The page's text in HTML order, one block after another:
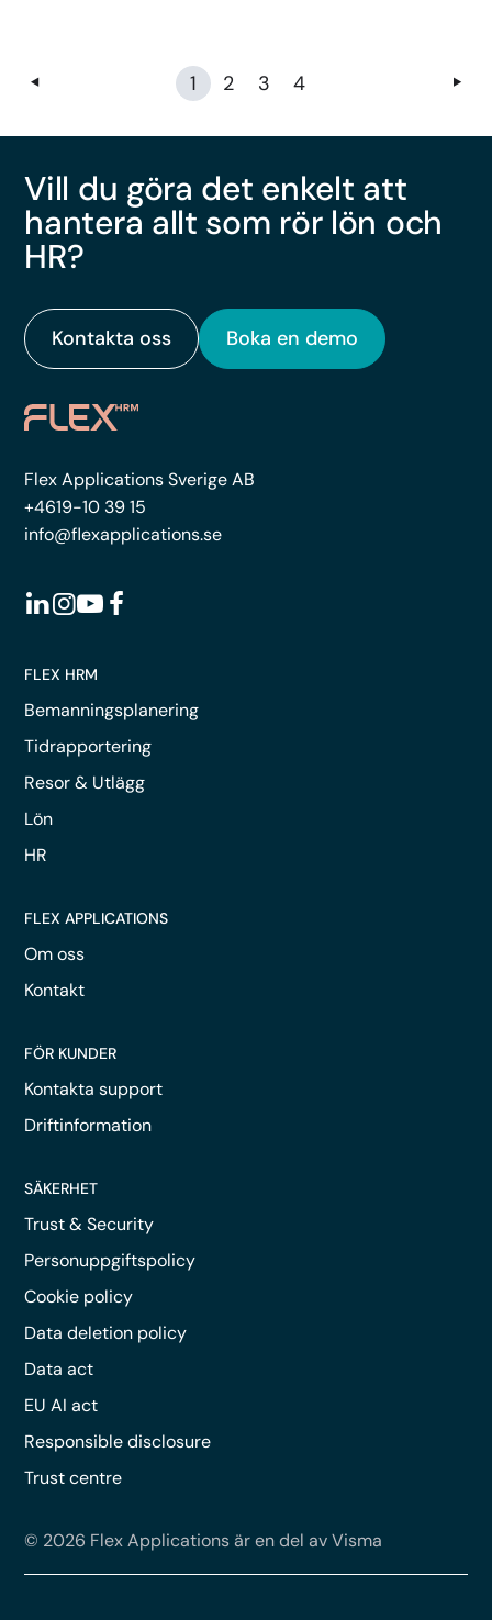
1 2 3 4
Vill du göra det enkelt att
hantera allt som rör lön och
HR?
Kontakta oss Boka en demo
Flex Applications Sverige AB
+4619-10 39 15
info@flexapplications.se
FLEX HRM
Bemanningsplanering
Tidrapportering
Resor & Utlägg
Lön
HR
FLEX APPLICATIONS
Om oss
Kontakt
FÖR KUNDER
Kontakta support
Driftinformation
SÄKERHET
Trust & Security
Personuppgiftspolicy
Cookie policy
Data deletion policy
Data act
EU AI act
Responsible disclosure
Trust centre
© 2026 Flex Applications är en del av Visma